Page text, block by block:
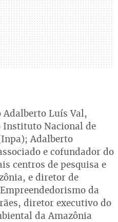
Adalberto Luís Val,
Instituto Nacional de
Adalberto
e cofundador do
centros de pesquisa e
e diretor de
da
diretor executivo do
da Amazônia